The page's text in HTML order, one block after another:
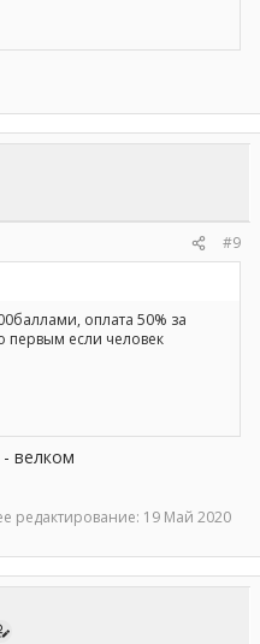
#9
оплата 50% за
первым если человек
велком
редактирование: 19 Май 2020